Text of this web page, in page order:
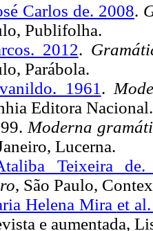
Carlos de. 2008.
Publifolha.
2012.
Parábola.
1961 .
Editora Nacional.
Moderna
Lucerna.
Teixeira de.
, São Paulo,
Helena Mira etal.
e aumentada,